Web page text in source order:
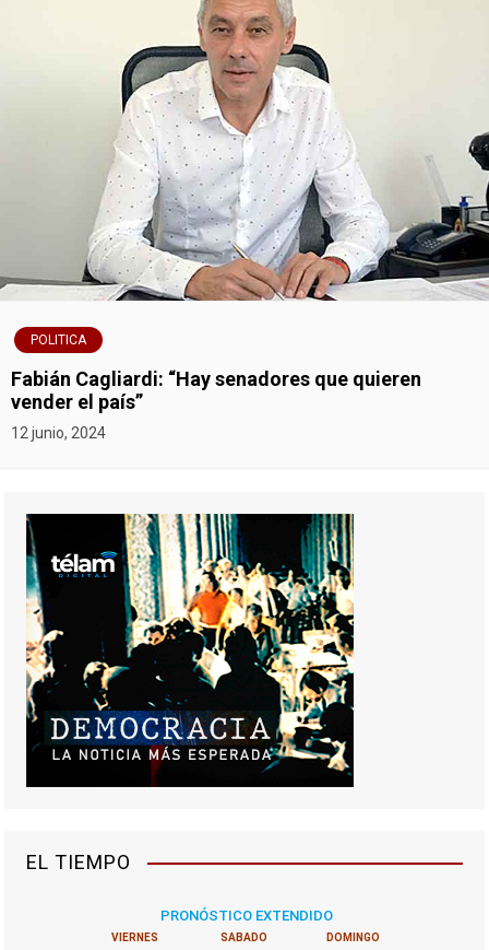
POLITICA
Fabián Cagliardi: “Hay senadores que quieren
vender el país”
12 junio, 2024
EL TIEMPO